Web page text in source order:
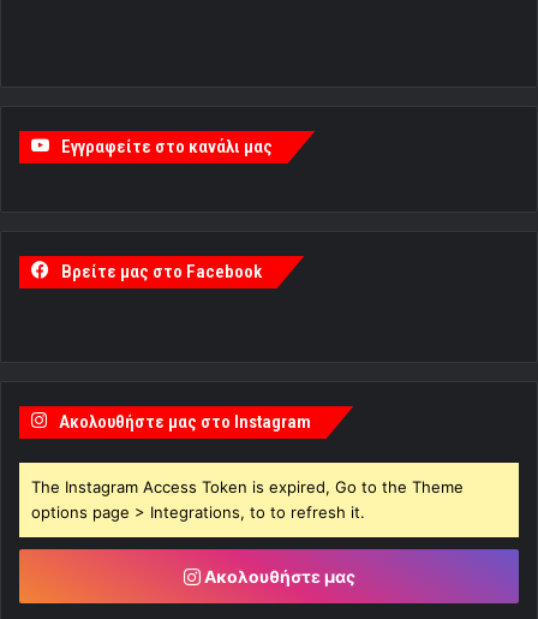
Εγγραφείτε στο κανάλι μας
Βρείτε μας στο Facebook
Ακολουθήστε μας στο Instagram
The Instagram Access Token is expired, Go to the Theme
options page > Integrations, to to refresh it.
Ακολουθήστε μας